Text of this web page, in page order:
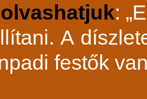
olvashatjuk:
A
festők